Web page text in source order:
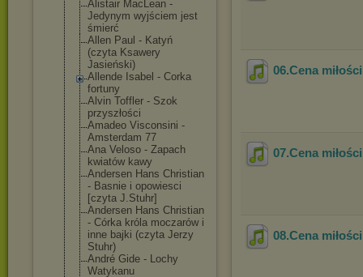
Alistair MacLean -
Jedynym wyjściem jest
śmierć
Allen Paul - Katyń
(czyta Ksawery
Jasieński)
Allende Isabel - Corka
fortuny
Alvin Toffler - Szok
przyszłości
Amadeo Visconsini -
Amsterdam 77
Ana Veloso - Zapach
kwiatów kawy
Andersen Hans Christian
- Basnie i opowiesci
[czyta J.Stuhr]
Andersen Hans Christian
- Córka króla moczarów i
inne bajki (czyta Jerzy
Stuhr)
André Gide - Lochy
Watykanu
06.Cena miłości
07.Cena miłości
08.Cena miłości